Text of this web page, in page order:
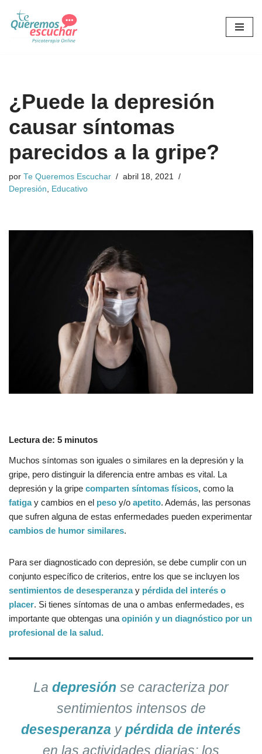
Saltar
¿Puede la depresión
causar síntomas
parecidos a la gripe?
por Te Queremos Escuchar
abril 18, 2021
Depresión, Educativo
Lectura de: 5 minutos
Muchos síntomas son iguales o similares en la depresión y la
gripe, pero distinguir la diferencia entre ambas es vital. La
depresión y la gripe comparten síntomas físicos, como la
fatigay cambios en el peso y/o apetito. Además, las personas
que sufren alguna de estas enfermedades pueden experimentar
cambios de humor similares.
Para ser diagnosticado con depresión, se debe cumplir con un
conjunto específico de criterios, entre los que se incluyen los
sentimientos de desesperanzay pérdida del interés o
placer. Si tienes síntomas de una o ambas enfermedades, es
importante que obtengas una opinión y un diagnóstico por un
profesional de la salud.
La depresión se caracteriza por
sentimientos intensos de
desesperanza y pérdida de interés
en las actividades diarias; los